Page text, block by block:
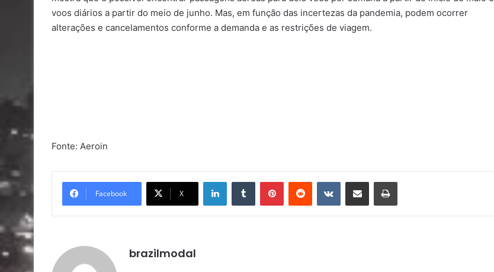
voos diários a partir do meio de junho. Mas, em função das incertezas da pandemia, podem ocorrer
alterações e cancelamentos conforme a demanda e as restrições de viagem.
Fonte: Aeroin
Facebook X
LinkedinTumblr PinterestReddit VK Compartilhar via e-mail Imprimir
brazilmodal